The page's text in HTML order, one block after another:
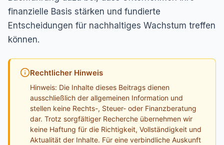
finanzielle Basis stärken und fundierte
Entscheidungen für nachhaltiges Wachstum treffen
können.
Rechtlicher Hinweis
Hinweis: Die Inhalte dieses Beitrags dienen
ausschließlich der allgemeinen Information und
stellen keine Rechts-, Steuer- oder Finanzberatung
dar. Trotz sorgfältiger Recherche übernehmen wir
keine Haftung für die Richtigkeit, Vollständigkeit und
Aktualität der Inhalte. Für eine verbindliche Auskunft